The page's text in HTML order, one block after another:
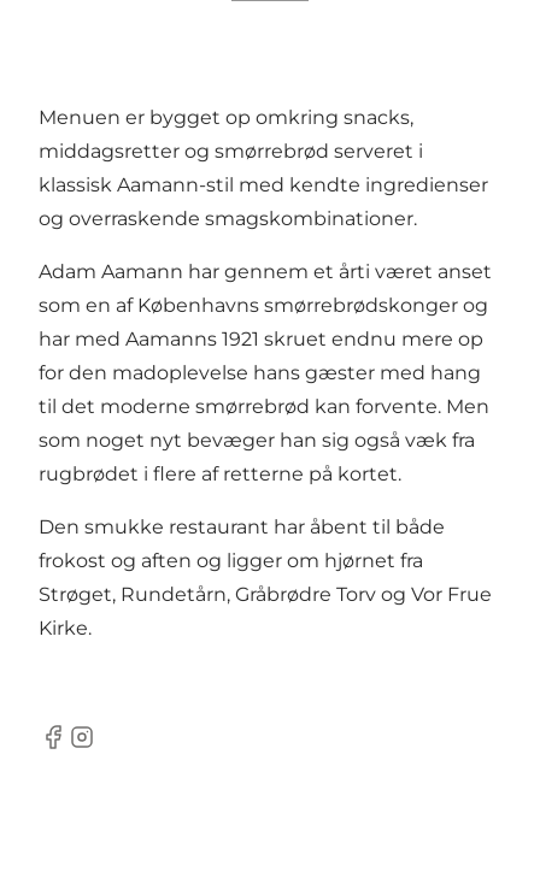
Menuen er bygget op omkring snacks,
middagsretter og smørrebrød serveret i
klassisk Aamann-stil med kendte ingredienser
og overraskende smagskombinationer.
Adam Aamann har gennem et årti været anset
som en af Københavns smørrebrødskonger og
har med Aamanns 1921 skruet endnu mere op
for den madoplevelse hans gæster med hang
til det moderne smørrebrød kan forvente. Men
som noget nyt bevæger han sig også væk fra
rugbrødet i flere af retterne på kortet.
Den smukke restaurant har åbent til både
frokost og aften og ligger om hjørnet fra
Strøget, Rundetårn, Gråbrødre Torv og Vor Frue
Kirke.
Facebook
Instagram